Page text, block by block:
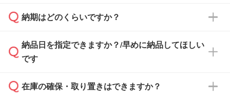
どの場合は、月末締め翌月末払いに対応可能で
また、卒業・卒園記念品で対策委員会や個人様
校や幼稚園・保育園であれば、同様の条件でご
納品書・領収書は ご依頼をいただいた場合の
ず、通常はPDFデータをメール添付でお送りし
ます。
たは注文フォームの『ご注文に関する備考欄』
納期はどのくらいですか？
・印刷する場合(500個程度)
ご入金、イメージ画像の校了から約2週間～2
納品日を指定できますか？/早めに納品してほしい
です
ご希望の納期がある場合は、お問い合わせ・お
在庫の確保・取り置きはできますか？